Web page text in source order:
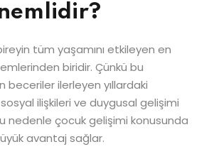
tüm yaşamını etkileyen en
biridir. Çünkü bu
beceriler ilerleyen yıllardaki
ilişkileri ve duygusal gelişimi
nedenle çocuk gelişimi konusunda
avantaj sağlar.